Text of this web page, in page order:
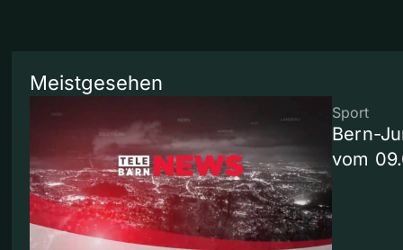
Meistgesehen
Sport
Bern-
vom